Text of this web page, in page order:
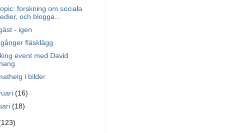
forskning om sociala
och blogga...
- igen
fläsklägg
event med David
i bilder
(16)
(18)